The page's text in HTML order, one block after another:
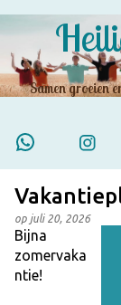
Samen groeien
op juli 20, 2026
Bijna
zomervaka
ntie!